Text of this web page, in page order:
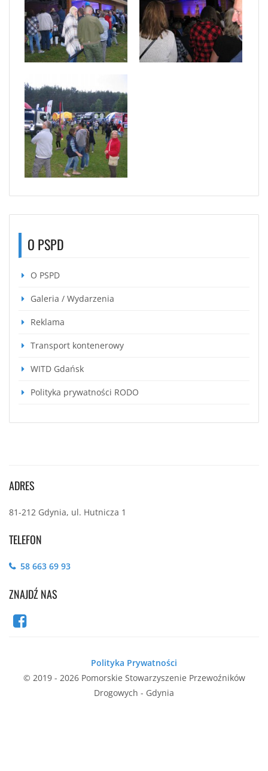
O PSPD
O PSPD
Galeria / Wydarzenia
Reklama
Transport kontenerowy
WITD Gdańsk
Polityka prywatności RODO
ADRES
81-212 Gdynia, ul. Hutnicza 1
TELEFON
58 663 69 93
ZNAJDŹ NAS
Polityka Prywatności
© 2019 - 2026 Pomorskie Stowarzyszenie Przewoźników
Drogowych - Gdynia